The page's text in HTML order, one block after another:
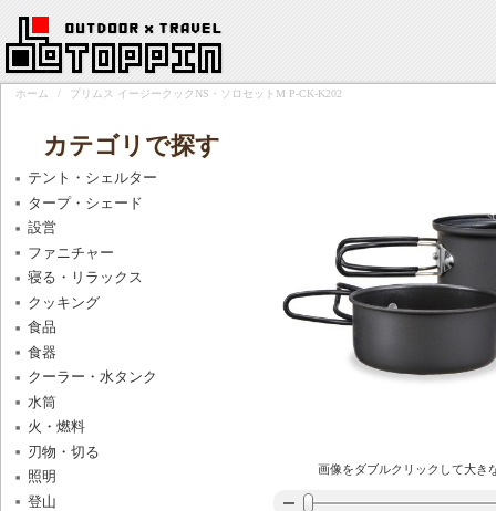
ホーム / プリムス イージークックNS・ソロセットM P-CK-K202
画像をダブルクリックして大き
カテゴリで探す
テント・シェルター
タープ・シェード
設営
ファニチャー
寝る・リラックス
クッキング
食品
食器
クーラー・水タンク
水筒
火・燃料
刃物・切る
照明
登山